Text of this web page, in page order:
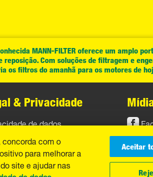
MANN-FILTER oferece um amplo
reposição. Com soluções de filtragem e
os filtros do amanhã para os motores de
& Privacidade
de dados
legal
com o
para melhorar a
site e ajudar nas
Aceitar